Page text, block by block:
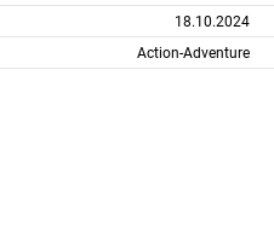
18.10.2024
Action-Adventure